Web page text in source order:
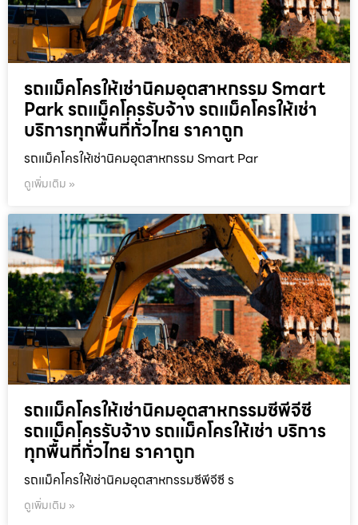
รถแม็คโครให้เช่านิคมอุตสาหกรรม Smart
Park รถแม็คโครรับจ้าง รถแม็คโครให้เช่า
บริการทุกพื้นที่ทั่วไทย ราคาถูก
รถแม็คโครให้เช่านิคมอุตสาหกรรม Smart Par
ดูเพิ่มเติม »
รถแม็คโครให้เช่านิคมอุตสาหกรรมซีพีจีซี
รถแม็คโครรับจ้าง รถแม็คโครให้เช่า บริการ
ทุกพื้นที่ทั่วไทย ราคาถูก
รถแม็คโครให้เช่านิคมอุตสาหกรรมซีพีจีซี ร
ดูเพิ่มเติม »